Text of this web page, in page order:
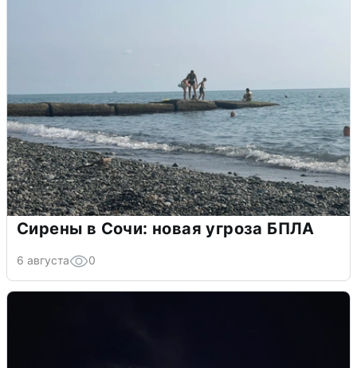
Сирены в Сочи: новая угроза БПЛА
6 августа 0